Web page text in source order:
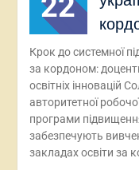
Крок до системної
за кордоном:
освітніх інновацій
авторитетної
програми підвищення
забезпечують
закладах освіти за